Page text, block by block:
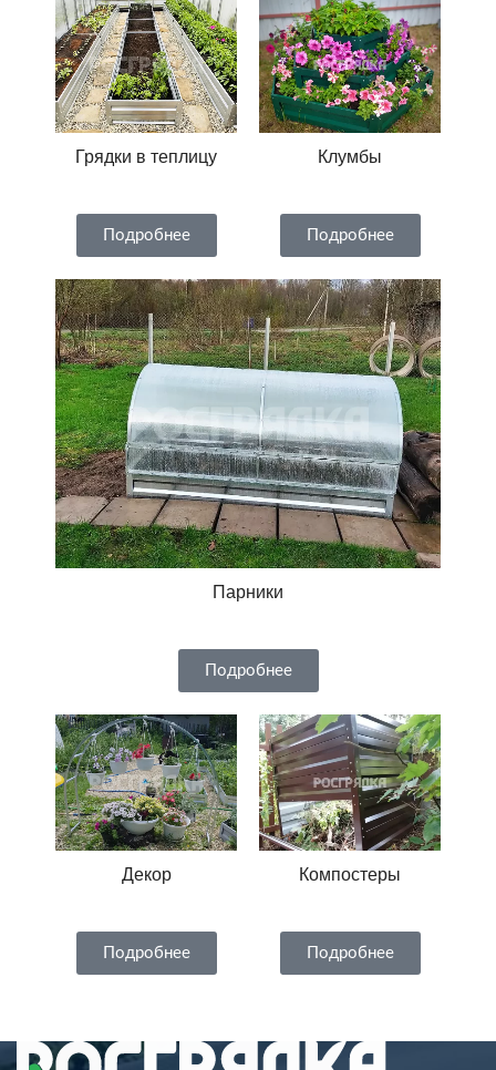
Грядки в теплицу
Подробнее
Клумбы
Подробнее
Парники
Подробнее
Декор
Подробнее
Компостеры
Подробнее